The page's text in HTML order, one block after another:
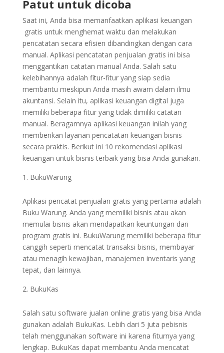
Patut untuk dicoba
Saat ini, Anda bisa memanfaatkan aplikasi keuangan
gratis untuk menghemat waktu dan melakukan
pencatatan secara efisien dibandingkan dengan cara
manual. Aplikasi pencatatan penjualan gratis ini bisa
menggantikan catatan manual Anda. Salah satu
kelebihannya adalah fitur-fitur yang siap sedia
membantu meskipun Anda masih awam dalam ilmu
akuntansi. Selain itu, aplikasi keuangan digital juga
memiliki beberapa fitur yang tidak dimiliki catatan
manual. Beragamnya aplikasi keuangan inilah yang
memberikan layanan pencatatan keuangan bisnis
secara praktis. Berikut ini 10 rekomendasi aplikasi
keuangan untuk bisnis terbaik yang bisa Anda gunakan.
BukuWarung
Aplikasi pencatat penjualan gratis yang pertama adalah
Buku Warung. Anda yang memiliki bisnis atau akan
memulai bisnis akan mendapatkan keuntungan dari
program gratis ini. BukuWarung memiliki beberapa fitur
canggih seperti mencatat transaksi bisnis, membayar
atau menagih kewajiban, manajemen inventaris yang
tepat, dan lainnya.
BukuKas
Salah satu software jualan online gratis yang bisa Anda
gunakan adalah BukuKas. Lebih dari 5 juta pebisnis
telah menggunakan software ini karena fiturnya yang
lengkap. BukuKas dapat membantu Anda mencatat